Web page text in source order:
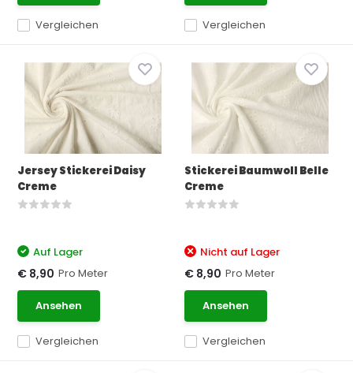
Vergleichen Vergleichen
Jersey Stickerei Daisy
Creme
Vergleichen
Auf Lager
€ 8,90 Pro Meter
Ansehen
Stickerei Baumwoll Belle
Creme
Vergleichen
Nicht auf Lager
€ 8,90 Pro Meter
Ansehen